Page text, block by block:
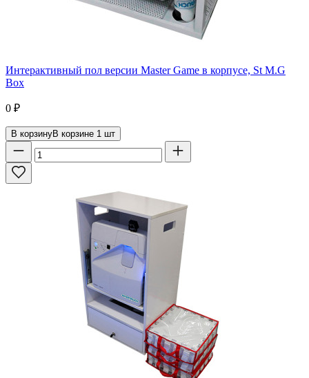
Интерактивный пол версии Master Game в корпусе, St M.G
Bох
0 ₽
В корзинуВ корзине 1 шт